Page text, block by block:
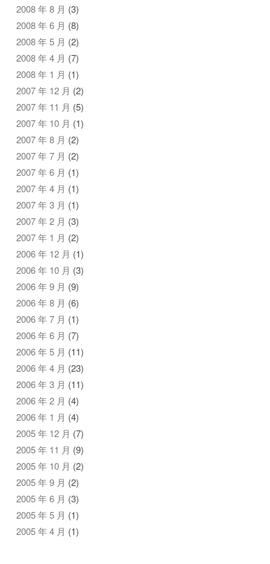
2008 年 8 月 (3)
2008 年 6 月 (8)
2008 年 5 月 (2)
2008 年 4 月 (7)
2008 年 1 月 (1)
2007 年 12 月 (2)
2007 年 11 月 (5)
2007 年 10 月 (1)
2007 年 8 月 (2)
2007 年 7 月 (2)
2007 年 6 月 (1)
2007 年 4 月 (1)
2007 年 3 月 (1)
2007 年 2 月 (3)
2007 年 1 月 (2)
2006 年 12 月 (1)
2006 年 10 月 (3)
2006 年 9 月 (9)
2006 年 8 月 (6)
2006 年 7 月 (1)
2006 年 6 月 (7)
2006 年 5 月 (11)
2006 年 4 月 (23)
2006 年 3 月 (11)
2006 年 2 月 (4)
2006 年 1 月 (4)
2005 年 12 月 (7)
2005 年 11 月 (9)
2005 年 10 月 (2)
2005 年 9 月 (2)
2005 年 6 月 (3)
2005 年 5 月 (1)
2005 年 4 月 (1)